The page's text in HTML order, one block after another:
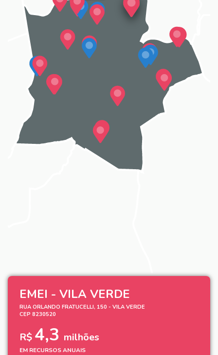
EMEI - VILA VERDE
RUA ORLANDO FRATUCELLI, 150 - VILA VERDE
CEP 8230520
R$ 4,3 milhões
EM RECURSOS ANUAIS